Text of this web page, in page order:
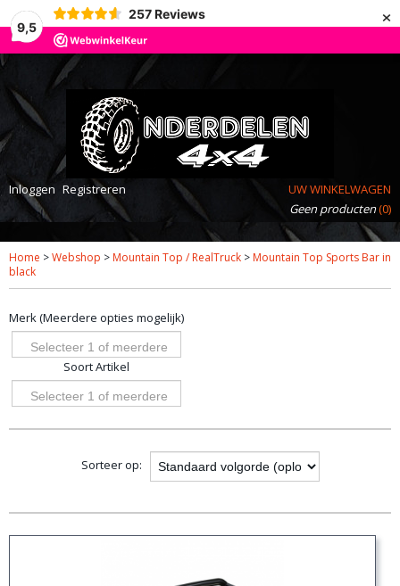
9,5
257 Reviews ×
Inloggen Registreren
UW WINKELWAGEN
Geen producten(0)
Home >Webshop > Mountain Top / RealTruck > Mountain Top Sports Bar in
black
Merk (Meerdere opties mogelijk)
Selecteer 1 of meerdere
opties
Soort Artikel
Selecteer 1 of meerdere
Sorteer op: